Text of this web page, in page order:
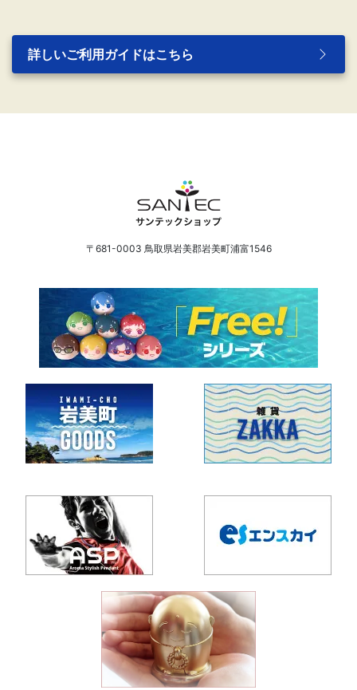
詳しいご利用ガイドはこちら
〒681-0003 鳥取県岩美郡岩美町浦富1546